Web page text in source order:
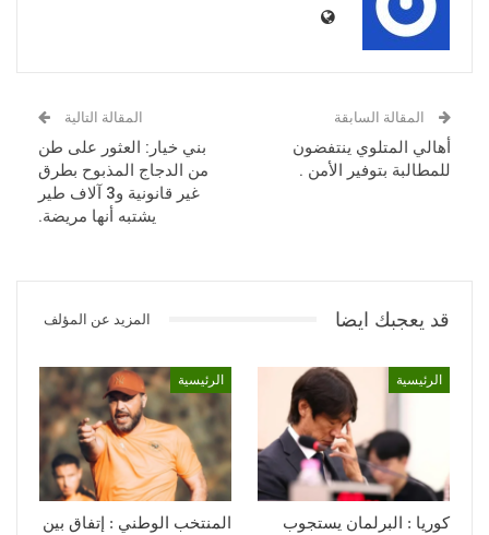
المقالة السابقة
أهالي المتلوي ينتفضون
للمطالبة بتوفير الأمن .
المقالة التالية
بني خيار: العثور على طن
من الدجاج المذبوح بطرق
غير قانونية و3 آلاف طير
يشتبه أنها مريضة.
قد يعجبك ايضا المزيد عن المؤلف
الرئيسية
كوريا : البرلمان يستجوب
الرئيسية
المنتخب الوطني : إتفاق بين